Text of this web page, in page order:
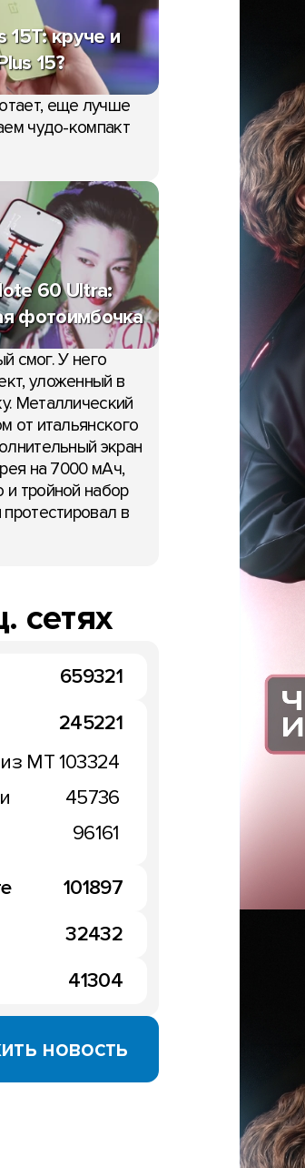
но
НОВОСТИ
Meizu M1 Metal против
на "живых" фото
18:08, 21 октября 2015
15T: круче и
15?
еще лучше
чудо-компакт
60 Ultra:
фотоимбочка
смог. У него
уложенный в
Металлический
от итальянского
экран
на 7000 мАч,
тройной набор
в
сетях
659321
245221
МТ103324
45736
96161
101897
32432
41304
новость